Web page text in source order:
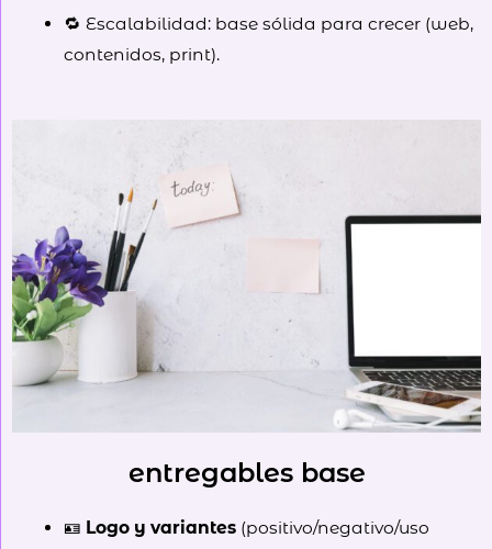
🔁 Escalabilidad: base sólida para crecer (web,
contenidos, print).
entregables base
🪪 Logo y variantes(positivo/negativo/uso